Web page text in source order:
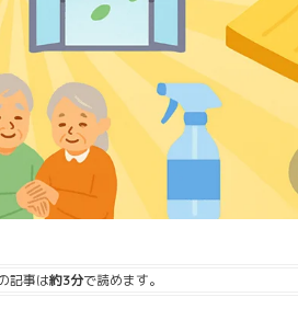
記事は約3分で読めます。